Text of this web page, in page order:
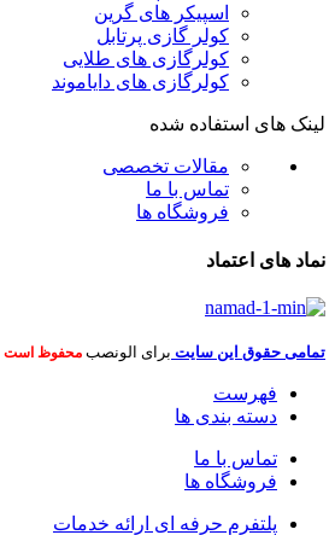
اسپیکر های گرین
کولر گازی پرتابل
کولرگازی های طلایی
کولرگازی های دایاموند
لینک های استفاده شده
مقالات تخصصی
تماس با ما
فروشگاه ها
نماد های اعتماد
تمامی حقوق این سایت برای الونصب محفوظ است
فهرست
دسته بندی ها
تماس با ما
فروشگاه ها
پلتفرم حرفه ای ارائه خدمات